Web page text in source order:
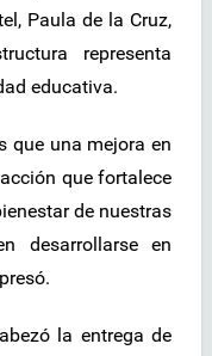
Paula de la Cruz,
representa
educativa.
que una mejora en
que fortalece
de nuestras
desarrollarse en
la entrega de